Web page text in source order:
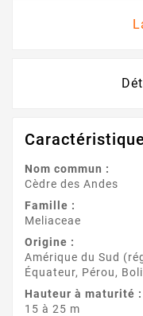
Nom commun :
Cèdre des Andes
Famille :
Meliaceae
Origine :
Amérique du Sud
Équateur, Pérou,
Hauteur à maturité :
15 à 25 m